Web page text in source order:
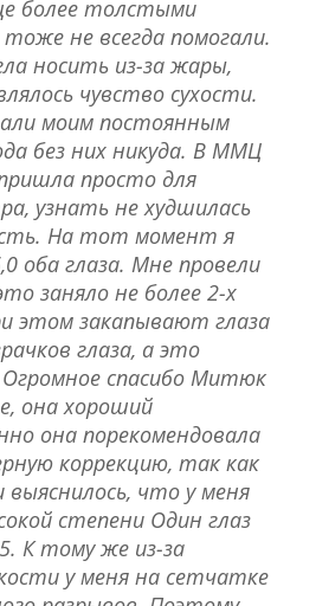
более толстыми
не всегда помогали.
носить из-за жары,
чувство сухости.
моим постоянным
без них никуда. В ММЦ
просто для
узнать не худшилась
На тот момент я
оба глаза. Мне провели
заняло не более 2-х
этом закапывают глаза
глаза, а это
спасибо Митюк
она хороший
она порекомендовала
коррекцию, так как
выяснилось, что у меня
степени Один глаз
К тому же из-за
у меня на сетчатке